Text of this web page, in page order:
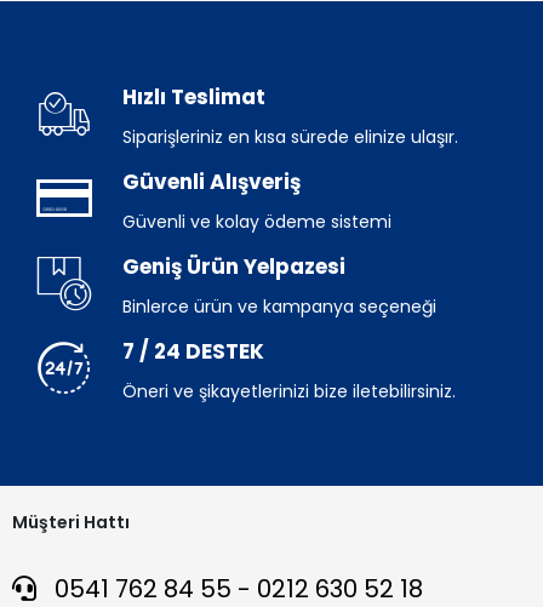
Hızlı Teslimat
Siparişleriniz en kısa sürede elinize ulaşır.
Güvenli Alışveriş
Güvenli ve kolay ödeme sistemi
Geniş Ürün Yelpazesi
Binlerce ürün ve kampanya seçeneği
7 / 24 DESTEK
Öneri ve şikayetlerinizi bize iletebilirsiniz.
Müşteri Hattı
0541 762 84 55 - 0212 630 52 18